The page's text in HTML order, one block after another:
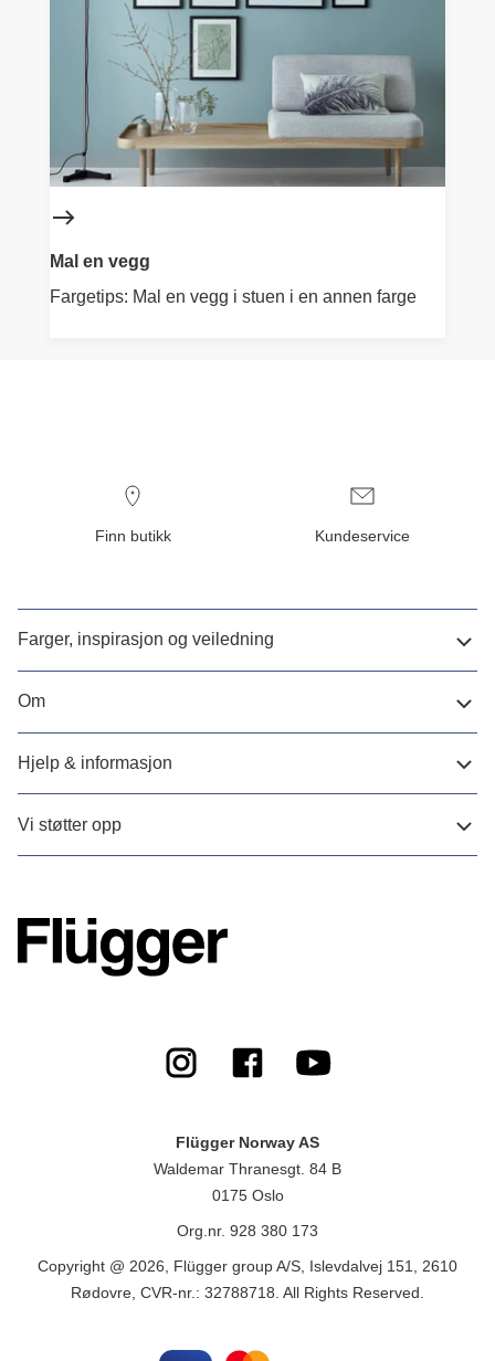
Mal en vegg
Fargetips: Mal en vegg i stuen i en annen farge
Finn butikk Kundeservice
Farger, inspirasjon og veiledning
Om
Hjelp & informasjon
Vi støtter opp
Flügger Norway AS
Waldemar Thranesgt. 84 B
0175 Oslo
Org.nr. 928 380 173
Copyright @ 2026, Flügger group A/S, Islevdalvej 151, 2610
Rødovre, CVR-nr.: 32788718. All Rights Reserved.